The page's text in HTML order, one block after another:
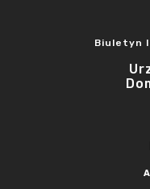
Biuletyn